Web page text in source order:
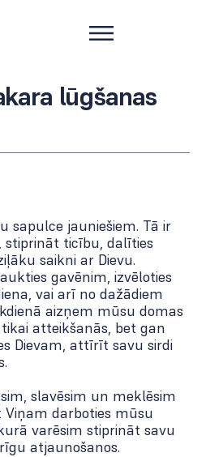
lūgšanas
sapulce jauniešiem. Tā ir
stiprināt ticību, dalīties
saikni ar Dievu.
gavēnim, izvēloties
vai arī no dažādiem
aizņem mūsu domas
atteikšanās, bet gan
Dievam, attīrīt savu sirdi
slavēsim un meklēsim
darboties mūsu
varēsim stiprināt savu
atjaunošanos.